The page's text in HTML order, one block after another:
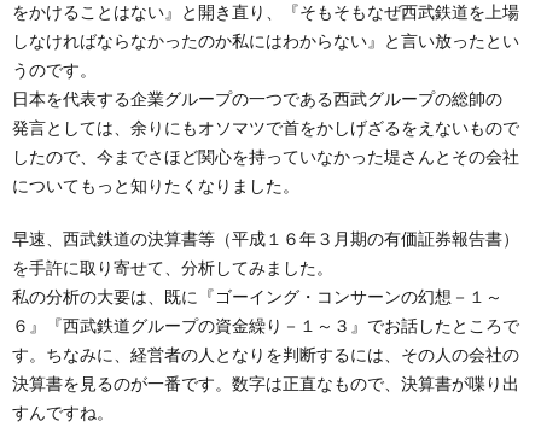
をかけることはない』と開き直り、『そもそもなぜ西武鉄道を上場
しなければならなかったのか私にはわからない』と言い放ったとい
うのです。
日本を代表する企業グループの一つである西武グループの総帥の
発言としては、余りにもオソマツで首をかしげざるをえないもので
したので、今までさほど関心を持っていなかった堤さんとその会社
についてもっと知りたくなりました。
早速、西武鉄道の決算書等（平成１６年３月期の有価証券報告書）
を手許に取り寄せて、分析してみました。
私の分析の大要は、既に『ゴーイング・コンサーンの幻想－１～
６』『西武鉄道グループの資金繰り－１～３』でお話したところで
す。ちなみに、経営者の人となりを判断するには、その人の会社の
決算書を見るのが一番です。数字は正直なもので、決算書が喋り出
すんですね。